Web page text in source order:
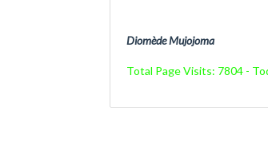
Diomède Mujojoma
Total Page Visits: 7804 -